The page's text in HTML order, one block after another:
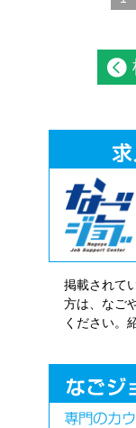
掲載されて
方は、なご
ください。